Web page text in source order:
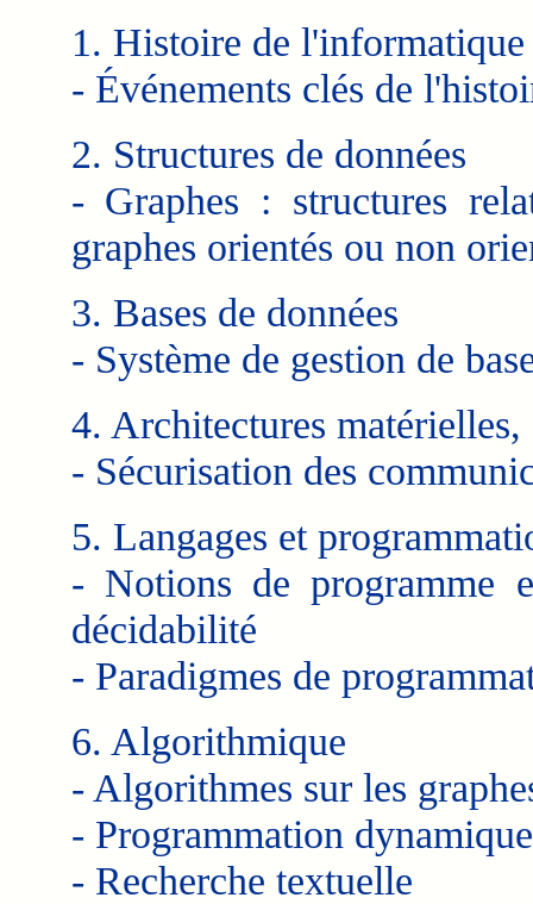
1. Histoire de l'informatique
- Événements clés de
2. Structures de données
- Graphes : structures
graphes orientés ou non
3. Bases de données
- Système de gestion de
4. Architectures
- Sécurisation des
5. Langages et
- Notions de programme
décidabilité
- Paradigmes de
6. Algorithmique
- Algorithmes sur les
- Programmation dynamique
- Recherche textuelle